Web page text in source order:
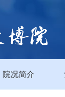
院况简介